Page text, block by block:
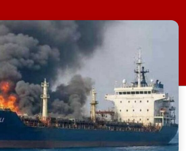
ডুবে যায় ওই জাহাজটি।
আলি’ (Haji Ali) নামের
এই হামলার ঘটনায় তীব্র
নয়াদিল্লি। প্রাথমিক […]